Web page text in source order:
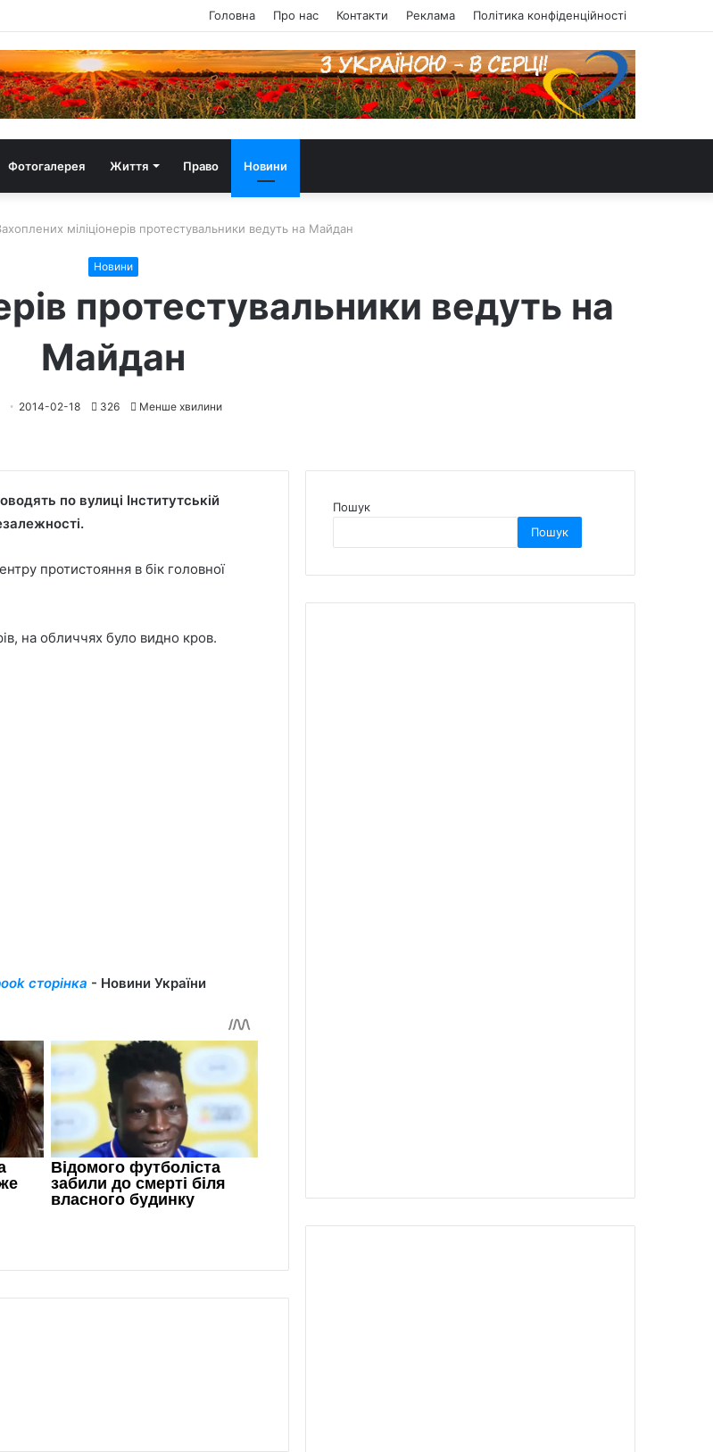
Головна Про нас Контакти Реклама Політика конфіденційності
Фотогалерея Життя Право Новини
міліціонерів протестувальники ведуть на Майдан
Новини
протестувальники ведуть на
Майдан
2014-02-18 326 Менше хвилини
по вулиці Інститутській
протистояння в бік головної
на обличчях було видно кров.
сторінка - Новини України
Пошук
Пошук